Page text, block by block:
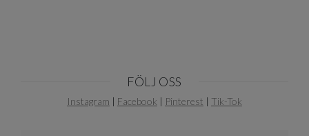
FÖLJ OSS
Instagram | Facebook | Pinterest | Tik-Tok